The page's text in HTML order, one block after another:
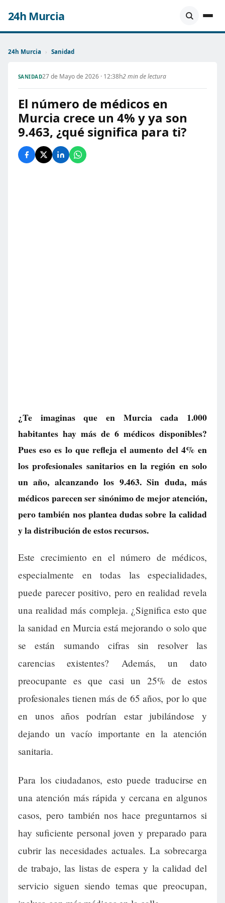
24h Murcia
24h Murcia › Sanidad
SANIDAD27 de Mayo de 2026 · 12:38h2 min de lectura
El número de médicos en
Murcia crece un 4% y ya son
9.463, ¿qué significa para ti?
¿Te imaginas que en Murcia cada 1.000
habitantes hay más de 6 médicos disponibles?
Pues eso es lo que refleja el aumento del 4% en
los profesionales sanitarios en la región en solo
un año, alcanzando los 9.463. Sin duda, más
médicos parecen ser sinónimo de mejor atención,
pero también nos plantea dudas sobre la calidad
y la distribución de estos recursos.
Este crecimiento en el número de médicos,
especialmente en todas las especialidades,
puede parecer positivo, pero en realidad revela
una realidad más compleja. ¿Significa esto que
la sanidad en Murcia está mejorando o solo que
se están sumando cifras sin resolver las
carencias existentes? Además, un dato
preocupante es que casi un 25% de estos
profesionales tienen más de 65 años, por lo que
en unos años podrían estar jubilándose y
dejando un vacío importante en la atención
sanitaria.
Para los ciudadanos, esto puede traducirse en
una atención más rápida y cercana en algunos
casos, pero también nos hace preguntarnos si
hay suficiente personal joven y preparado para
cubrir las necesidades actuales. La sobrecarga
de trabajo, las listas de espera y la calidad del
servicio siguen siendo temas que preocupan,